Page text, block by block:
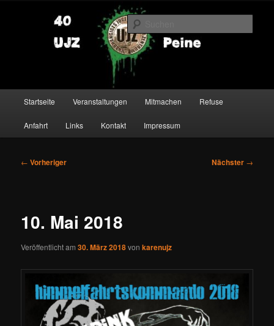
UJZ Peine
Startseite Veranstaltungen Mitmachen Refuse
Anfahrt Links Kontakt Impressum
Beitragsnavigation
← Vorheriger Nächster →
10. Mai 2018
Veröffentlicht am30. März 2018vonkarenujz